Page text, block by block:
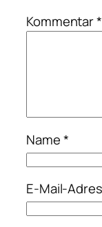
Kommentar*
Name*
E-Mail-